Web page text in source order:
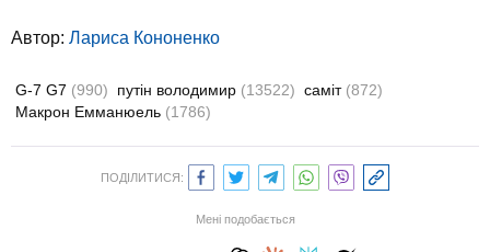
Автор: Лариса Кононенко
G-7 G7 (990) путін володимир (13522) саміт (872)
Макрон Емманюель (1786)
ПОДІЛИТИСЯ:
Мені подобається